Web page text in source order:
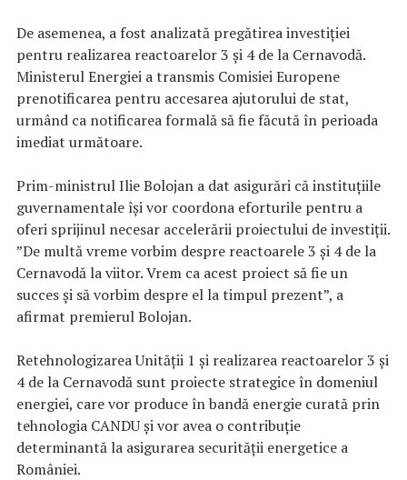
De asemenea, a fost analizată pregătirea investiției
pentru realizarea reactoarelor 3 și 4 de la Cernavodă.
Ministerul Energiei a transmis Comisiei Europene
prenotificarea pentru accesarea ajutorului de stat,
urmând ca notificarea formală să fie făcută în perioada
imediat următoare.
Prim-ministrul Ilie Bolojan a dat asigurări că instituțiile
guvernamentale își vor coordona eforturile pentru a
oferi sprijinul necesar accelerării proiectului de investiții.
”De multă vreme vorbim despre reactoarele 3 și 4 de la
Cernavodă la viitor. Vrem ca acest proiect să fie un
succes și să vorbim despre el la timpul prezent”, a
afirmat premierul Bolojan.
Retehnologizarea Unității 1 și realizarea reactoarelor 3 și
4 de la Cernavodă sunt proiecte strategice în domeniul
energiei, care vor produce în bandă energie curată prin
tehnologia CANDU și vor avea o contribuție
determinantă la asigurarea securității energetice a
României.